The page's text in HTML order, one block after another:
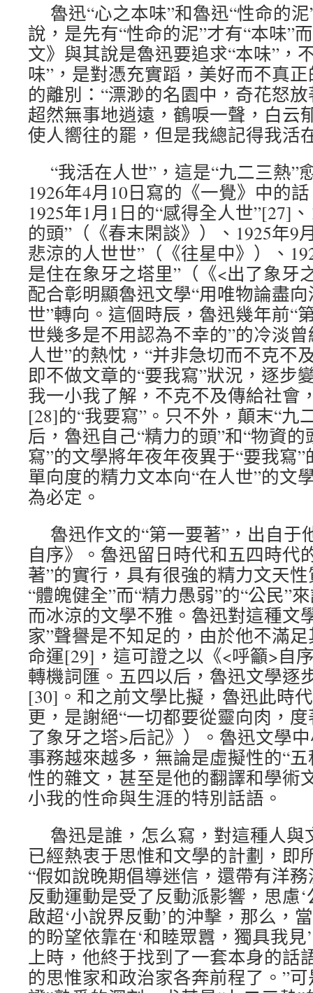
魯迅“心之本味”和魯迅“性命的
說，是先有“性命的泥”才有“本味”
文》與其說是魯迅要追求“本味”，
味”，是對憑充實蹈，美好而不真
的離別：“漂渺的名園中，奇花怒
超然無事地逍遠，鶴唳一聲，白
使人嚮往的罷，但是我總記得我活
“我活在人世”，這是“九二三熱”
1926年4月10日寫的《一覺》中的
1925年1月1日的“感得全人世”[27]
的頭”（《春末閑談》）、1925年9
悲涼的人世世”（《往星中》）、
是住在象牙之塔里”（《<出了象牙
配合彰明顯魯迅文學“用唯物論盡
世”轉向。這個時辰，魯迅幾年前“
世幾多是不用認為不幸的”的冷淡
人世”的熱忱，“并非急切而不克不
即不做文章的“要我寫”狀況，逐步
我一小我了解，不克不及傳給社會
[28]的“我要寫”。只不外，顛末“九
后，魯迅自己“精力的頭”和“物資
寫”的文學將年夜年夜異于“要我寫
單向度的精力文本向“在人世”的文
為必定。
魯迅作文的“第一要著”，出自于
自序》。魯迅留日時代和五四時代
著”的實行，具有很強的精力文天
“體魄健全”而“精力愚弱”的“公民”
而冰涼的文學不雅。魯迅對這種文
家”聲譽是不知足的，由於他不滿足
命運[29]，這可證之以《<呼籲>自
轉機詞匯。五四以后，魯迅文學逐
[30]。和之前文學比擬，魯迅此時
更，是謝絕“一切都要從靈向肉，
了象牙之塔>后記》）。魯迅文學
事務越來越多，無論是虛擬性的“
性的雜文，甚至是他的翻譯和學術
小我的性命與生涯的特別話語。
魯迅是誰，怎么寫，對這種人
已經熱衷于思惟和文學的計劃，即
“假如說晚期倡導迷信，還帶有洋
反動運動是受了反動派影響，思慮
啟超‘小說界反動’的沖擊，那么，
的盼望依靠在‘和睦眾囂，獨具我
上時，他終于找到了一套本身的話
的思惟家和政治家各奔前程了。”